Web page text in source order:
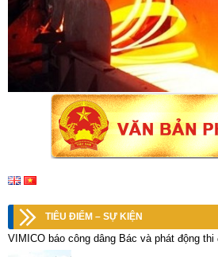
TIÊU ĐIỂM – SỰ KIỆN
VIMICO báo công dâng Bác và phát động thi